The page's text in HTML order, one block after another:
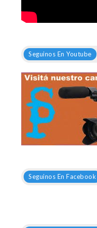
Seguinos En Youtube
Seguinos En Facebook